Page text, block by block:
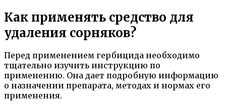
Как применять средство для
удаления сорняков?
Перед применением гербицида необходимо
тщательно изучить инструкцию по
применению. Она дает подробную информацию
о назначении препарата, методах и нормах его
применения.